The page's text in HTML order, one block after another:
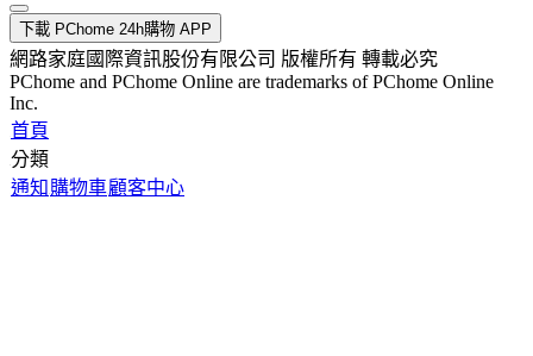
下載 PChome 24h購物 APP
網路家庭國際資訊股份有限公司 版權所有 轉載必究
PChome and PChome Online are trademarks of PChome Online
Inc.
首頁
分類
通知 購物車顧客中心